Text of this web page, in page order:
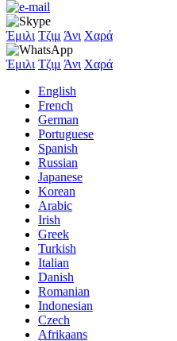
Έμιλι Τζιμ Άνι Χαρά
Έμιλι Τζιμ Άνι Χαρά
English
French
German
Portuguese
Spanish
Russian
Japanese
Korean
Arabic
Irish
Greek
Turkish
Italian
Danish
Romanian
Indonesian
Czech
Afrikaans